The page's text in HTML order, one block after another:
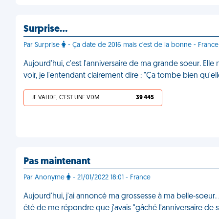
Surprise…
Par Surprise - Ça date de 2016 mais c'est de la bonne - France
Aujourd'hui, c'est l'anniversaire de ma grande soeur.
voir, je l'entendant clairement dire : "Ça tombe bien
JE VALIDE, C'EST UNE VDM 39 445
Pas maintenant
Par Anonyme - 21/01/2022 18:01 - France
Aujourd'hui, j'ai annoncé ma grossesse à ma belle-
été de me répondre que j'avais "gâché l'anniversaire de